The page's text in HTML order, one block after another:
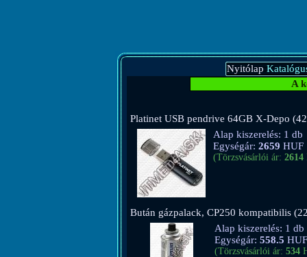
Nyitólap
A
Platinet USB pendrive 64GB X-Depo
Alap kiszerelés: 1 db
Egységár: 2659 HUF
(Törzsvásárlói ár: 2614
Bután gázpalack, CP250 kompatibilis
Alap kiszerelés: 1 db
Egységár: 558.5 HUF
(Törzsvásárlói ár: 534